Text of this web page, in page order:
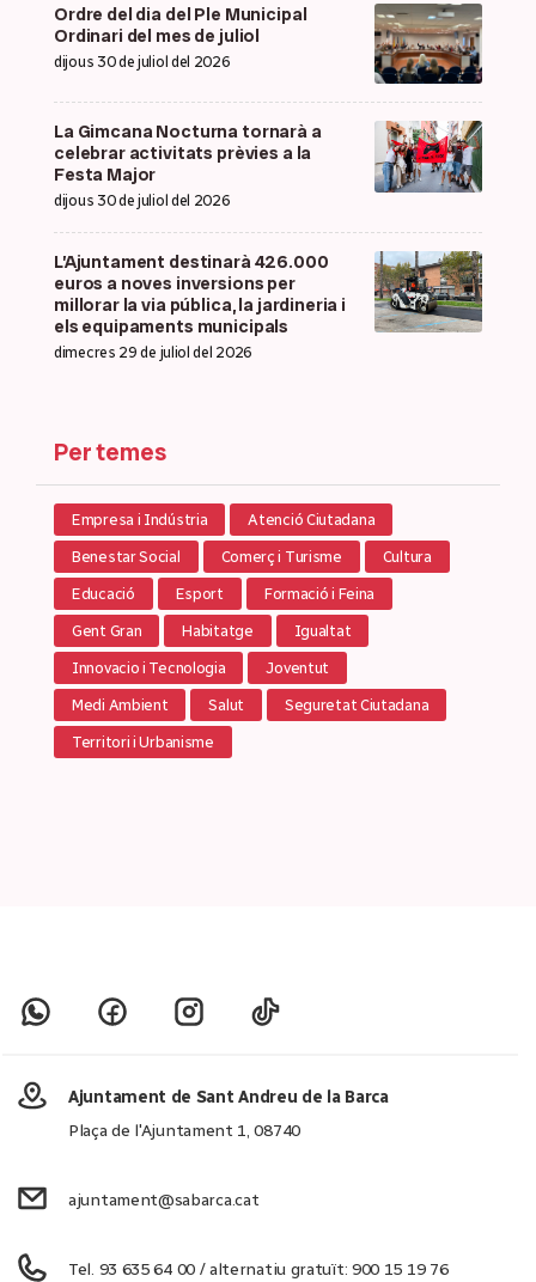
Ordre del dia del Ple Municipal
Ordinari del mes de juliol
dijous 30 de juliol del 2026
La Gimcana Nocturna tornarà a
celebrar activitats prèvies a la
Festa Major
dijous 30 de juliol del 2026
L’Ajuntament destinarà 426.000
euros a noves inversions per
millorar la via pública, la jardineria i
els equipaments municipals
dimecres 29 de juliol del 2026
Per temes
Empresa i Indústria Atenció Ciutadana
Benestar Social Comerç i Turisme Cultura
Educació Esport Formació i Feina
Gent Gran Habitatge Igualtat
Innovacio i Tecnologia Joventut
Medi Ambient Salut Seguretat Ciutadana
Territori i Urbanisme
Ajuntament de Sant Andreu de la Barca
Plaça de l'Ajuntament 1, 08740
ajuntament@sabarca.cat
Tel. 93 635 64 00 / alternatiu gratuït: 900 15 19 76